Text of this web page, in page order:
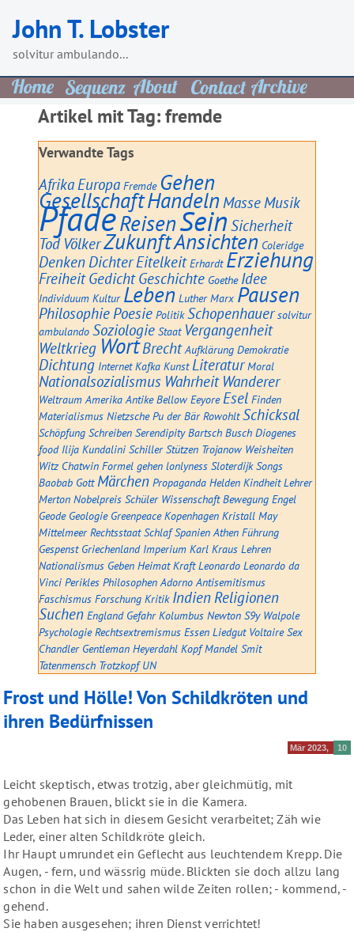
content
John T. Lobster
solvitur ambulando...
Artikel mit Tag:fremde
Verwandte Tags
AfrikaEuropa Fremde Gehen
GesellschaftHandeln MasseMusik
PfadeReisenSein Sicherheit
Tod VölkerZukunftAnsichten Coleridge
DenkenDichterEitelkeit Erhardt Erziehung
Freiheit Gedicht Geschichte Goethe Idee
Individuum Kultur Leben Luther Marx Pausen
PhilosophiePoesie Politik Schopenhauer solvitur
ambulando Soziologie Staat Vergangenheit
Weltkrieg WortBrecht Aufklärung Demokratie
Dichtung Internet Kafka Kunst Literatur Moral
Nationalsozialismus Wahrheit Wanderer
Weltraum Amerika Antike Bellow Eeyore Esel Finden
Materialismus Nietzsche Pu der Bär Rowohlt Schicksal
Schöpfung Schreiben Serendipity Bartsch Busch Diogenes
food Ilija Kundalini Schiller Stützen Trojanow Weisheiten
Witz Chatwin Formel gehen lonlyness Sloterdijk Songs
Baobab Gott Märchen Propaganda Helden Kindheit Lehrer
Merton Nobelpreis Schüler Wissenschaft Bewegung Engel
Geode Geologie Greenpeace Kopenhagen Kristall May
Mittelmeer Rechtsstaat Schlaf Spanien Athen Führung
Gespenst Griechenland Imperium Karl Kraus Lehren
Nationalismus Geben Heimat Kraft Leonardo Leonardo da
Vinci Perikles Philosophen Adorno Antisemitismus
Faschismus Forschung Kritik IndienReligionen
Suchen England Gefahr Kolumbus Newton S9y Walpole
Psychologie Rechtsextremismus Essen Liedgut Voltaire Sex
Chandler Gentleman Heyerdahl Kopf Mandel Smit
Tatenmensch Trotzkopf UN
Frost und Hölle! Von Schildkröten und
ihren Bedürfnissen
Mär 2023 10
Leicht skeptisch, etwas trotzig, aber gleichmütig, mit
gehobenen Brauen, blickt sie in die Kamera.
Das Leben hat sich in diesem Gesicht verarbeitet; Zäh wie
Leder, einer alten Schildkröte gleich.
Ihr Haupt umrundet ein Geflecht aus leuchtendem Krepp. Die
Augen, - fern, und wässrig müde. Blickten sie doch allzu lang
schon in die Welt und sahen wilde Zeiten rollen; - kommend, -
gehend.
Sie haben ausgesehen; ihren Dienst verrichtet!